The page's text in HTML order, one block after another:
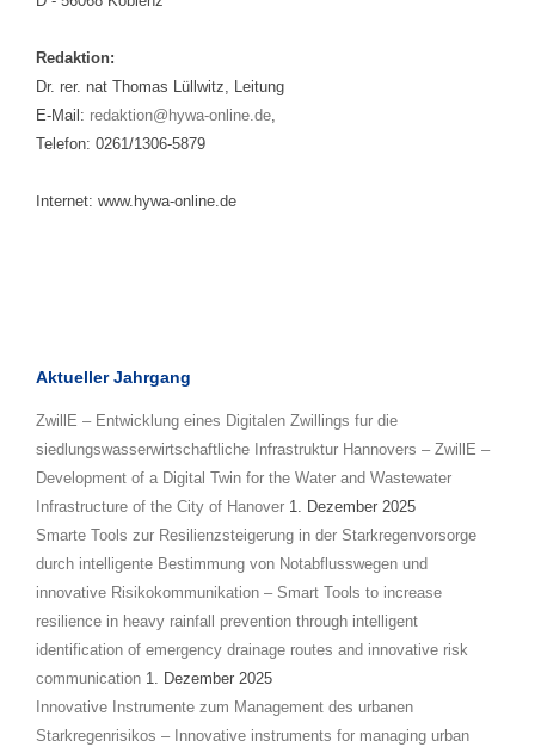
Redaktion:
Dr. rer. nat Thomas Lüllwitz, Leitung
E-Mail: redaktion@hywa-online.de
Telefon: 0261/1306-5879
Internet: www.hywa-online.de
Aktueller Jahrgang
ZwillE – Entwicklung eines Digitalen Zwillings fur die
siedlungswasserwirtschaftliche Infrastruktur Hannovers – ZwillE –
Development of a Digital Twin for the Water and Wastewater
Infrastructure of the City of Hanover 1. Dezember 2025
Smarte Tools zur Resilienzsteigerung in der Starkregenvorsorge
durch intelligente Bestimmung von Notabflusswegen und
innovative Risikokommunikation – Smart Tools to increase
resilience in heavy rainfall prevention through intelligent
identification of emergency drainage routes and innovative risk
communication 1. Dezember 2025
Innovative Instrumente zum Management des urbanen
Starkregenrisikos – Innovative instruments for managing urban